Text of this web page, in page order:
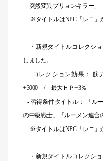
「突然変異プリョンキラー
※タイトルはNPC「レニ」
・ 新規タイトルコレクシ
しました。
- コレクション効果：
+3000 / 最大ＨＰ+3％
- 習得条件タイトル： 「ル
の中級戦士」「ルーメン連合
※タイトルはNPC「レニ」
・ 新規タイトルコレクシ